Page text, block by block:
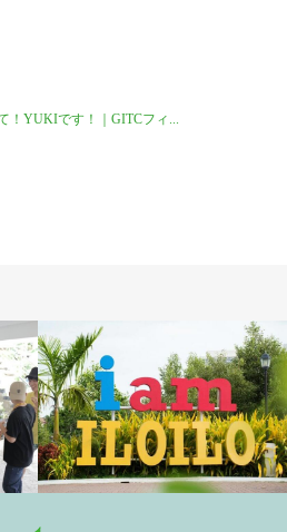
！YUKIです！｜GITCフィ...